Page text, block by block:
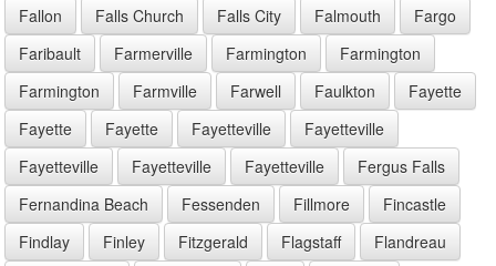
Fallon Falls Church Falls City Falmouth
Fargo
Faribault
Farmerville Farmington
Farmington
Farmington
Farmville Farwell Faulkton
Fayette
Fayette
Fayette Fayetteville
Fayetteville
Fayetteville
Fayetteville Fayetteville
Fergus Falls
Fernandina Beach
Fessenden Fillmore
Fincastle
Findlay
Finley Fitzgerald Flagstaff
Flandreau